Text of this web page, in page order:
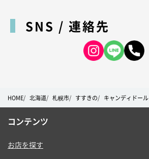
SNS / 連絡先
HOME 北海道 札幌市 すすきの キャンディドール
コンテンツ
お店を探す